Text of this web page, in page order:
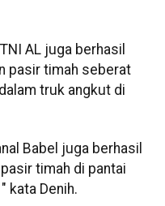
AL juga berhasil
pasir timah seberat
truk angkut di
Babel juga berhasil
timah di pantai
kata Denih.